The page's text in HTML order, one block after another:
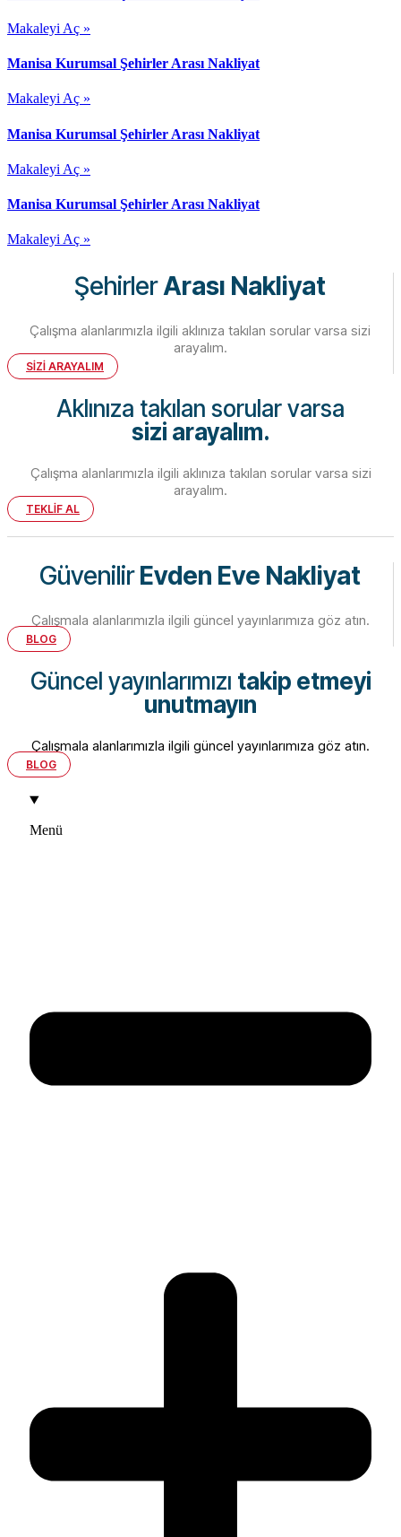
Makaleyi Aç »
Manisa Kurumsal Şehirler Arası Nakliyat
Makaleyi Aç »
Manisa Kurumsal Şehirler Arası Nakliyat
Makaleyi Aç »
Manisa Kurumsal Şehirler Arası Nakliyat
Makaleyi Aç »
ŞehirlerArası Nakliyat
Çalışma alanlarımızla ilgili aklınıza takılan sorular varsa sizi
arayalım.
SİZİ ARAYALIM
Aklınıza takılan sorular varsa
sizi arayalım.
Çalışma alanlarımızla ilgili aklınıza takılan sorular varsa sizi
arayalım.
TEKLİF AL
GüvenilirEvden Eve Nakliyat
Çalışmala alanlarımızla ilgili güncel yayınlarımıza göz atın.
BLOG
Güncel yayınlarımızı takip etmeyi
unutmayın
Çalışmala alanlarımızla ilgili güncel yayınlarımıza göz atın.
BLOG
Menü